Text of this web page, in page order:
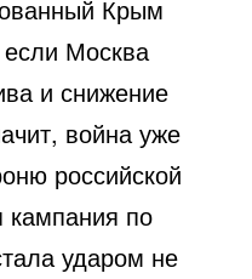
Крым
Москва
и снижение
война уже
российской
кампания по
ударом не